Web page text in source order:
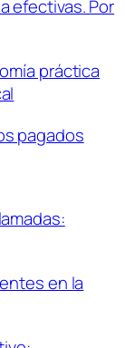
efectivas. Por
práctica
pagados
en la